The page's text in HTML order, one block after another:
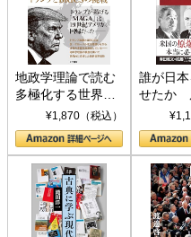
地政学理論で読む
多極化する世界：
トランプとBRICS
の挑戦
¥1,870（税込）
誰が日
せたか
下、ソ
して聖
書)